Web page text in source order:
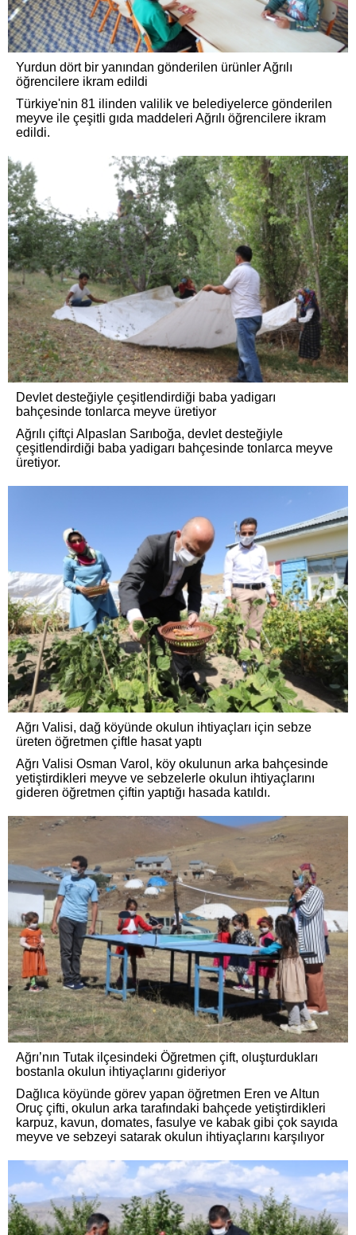
Yurdun dört bir yanından gönderilen ürünler Ağrılı
öğrencilere ikram edildi
Türkiye'nin 81 ilinden valilik ve belediyelerce gönderilen
meyve ile çeşitli gıda maddeleri Ağrılı öğrencilere ikram
edildi.
Devlet desteğiyle çeşitlendirdiği baba yadigarı
bahçesinde tonlarca meyve üretiyor
Ağrılı çiftçi Alpaslan Sarıboğa, devlet desteğiyle
çeşitlendirdiği baba yadigarı bahçesinde tonlarca meyve
üretiyor.
Ağrı Valisi, dağ köyünde okulun ihtiyaçları için sebze
üreten öğretmen çiftle hasat yaptı
Ağrı Valisi Osman Varol, köy okulunun arka bahçesinde
yetiştirdikleri meyve ve sebzelerle okulun ihtiyaçlarını
gideren öğretmen çiftin yaptığı hasada katıldı.
Ağrı’nın Tutak ilçesindeki Öğretmen çift, oluşturdukları
bostanla okulun ihtiyaçlarını gideriyor
Dağlıca köyünde görev yapan öğretmen Eren ve Altun
Oruç çifti, okulun arka tarafındaki bahçede yetiştirdikleri
karpuz, kavun, domates, fasulye ve kabak gibi çok sayıda
meyve ve sebzeyi satarak okulun ihtiyaçlarını karşılıyor